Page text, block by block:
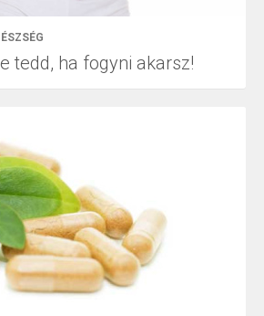
tedd, ha fogyni akarsz!